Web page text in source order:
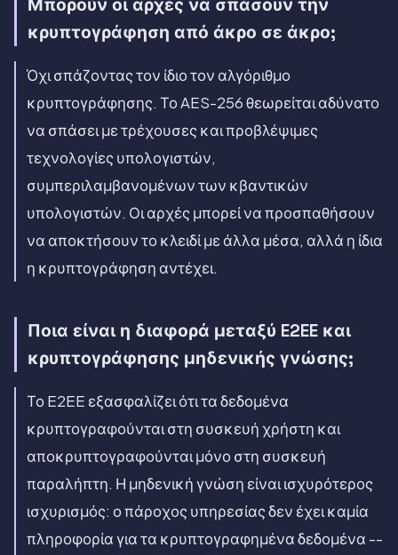
Μπορούν οι αρχές να σπάσουν την
κρυπτογράφηση από άκρο σε άκρο;
Όχι σπάζοντας τον ίδιο τον αλγόριθμο
κρυπτογράφησης. Το AES-256 θεωρείται αδύνατο
να σπάσει με τρέχουσες και προβλέψιμες
τεχνολογίες υπολογιστών,
συμπεριλαμβανομένων των κβαντικών
υπολογιστών. Οι αρχές μπορεί να προσπαθήσουν
να αποκτήσουν το κλειδί με άλλα μέσα, αλλά η ίδια
η κρυπτογράφηση αντέχει.
Ποια είναι η διαφορά μεταξύ E2EE και
κρυπτογράφησης μηδενικής γνώσης;
Το E2EE εξασφαλίζει ότι τα δεδομένα
κρυπτογραφούνται στη συσκευή χρήστη και
αποκρυπτογραφούνται μόνο στη συσκευή
παραλήπτη. Η μηδενική γνώση είναι ισχυρότερος
ισχυρισμός: ο πάροχος υπηρεσίας δεν έχει καμία
πληροφορία για τα κρυπτογραφημένα δεδομένα --